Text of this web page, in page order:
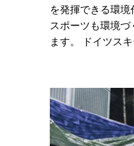
を発揮できる環境
スポーツも環境
ます。 ドイツス